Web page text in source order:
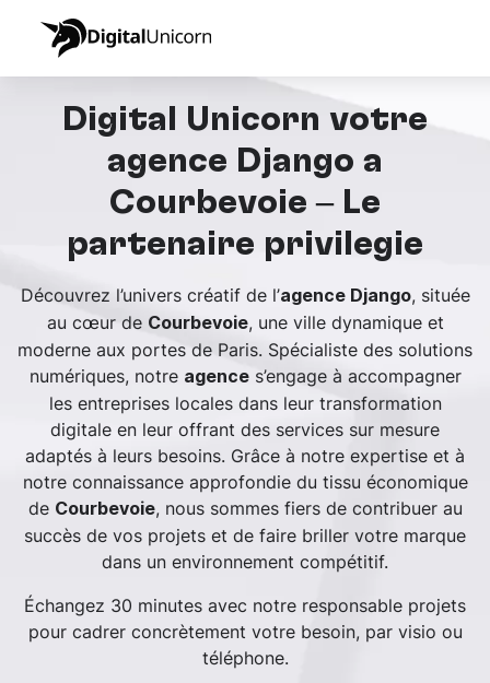
Digital Unicorn votre
agence Django à
Courbevoie – Le
partenaire privilégié
Découvrez l’univers créatif de l’agence Django, située
au cœur de Courbevoie, une ville dynamique et
moderne aux portes de Paris. Spécialiste des solutions
numériques, notre agences’engage à accompagner
les entreprises locales dans leur transformation
digitale en leur offrant des services sur mesure
adaptés à leurs besoins. Grâce à notre expertise et à
notre connaissance approfondie du tissu économique
de Courbevoie, nous sommes fiers de contribuer au
succès de vos projets et de faire briller votre marque
dans un environnement compétitif.
Échangez 30 minutes avec notre responsable projets
pour cadrer concrètement votre besoin, par visio ou
téléphone.